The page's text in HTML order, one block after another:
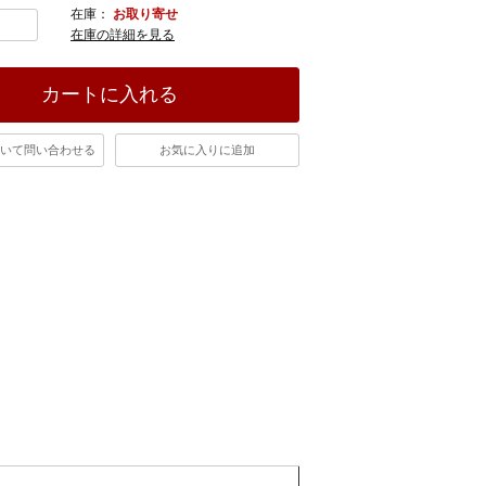
在庫： お取り寄せ
在庫の詳細を見る
カートに入れる
て問い合わせる お気に入りに追加